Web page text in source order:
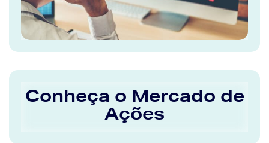
Conheça o Mercado de
Ações